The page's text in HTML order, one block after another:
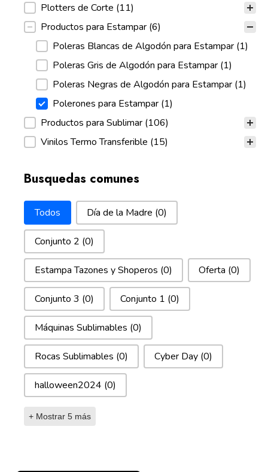
Plotters de Corte (11)
Productos para Estampar (6)
Poleras Blancas de Algodón para Estampar (1)
Poleras Gris de Algodón para Estampar (1)
Poleras Negras de Algodón para Estampar (1)
Polerones para Estampar (1)
Productos para Sublimar (106)
Vinilos Termo Transferible (15)
Busquedas comunes
Busquedas comunes
Todos Día de la Madre (0)
Conjunto 2 (0)
Estampa Tazones y Shoperos (0) Oferta (0)
Conjunto 3 (0) Conjunto 1 (0)
Máquinas Sublimables (0)
Rocas Sublimables (0) Cyber Day (0)
halloween2024 (0)
+ Mostrar 5 más